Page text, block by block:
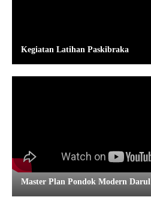
Kegiatan Latihan Paskibraka
Master Plan Pondok Modern